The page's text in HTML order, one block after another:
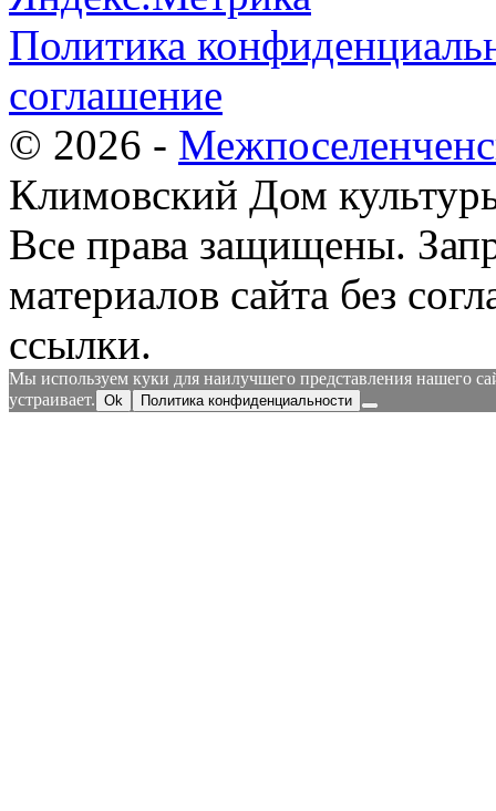
Политика
соглашение
© 2026 -
Климовский Дом
Все права защищены.
материалов сайта без
ссылки.
Мы используем куки для наилучшего представления нашего
устраивает. Ok Политика конфиденциальности